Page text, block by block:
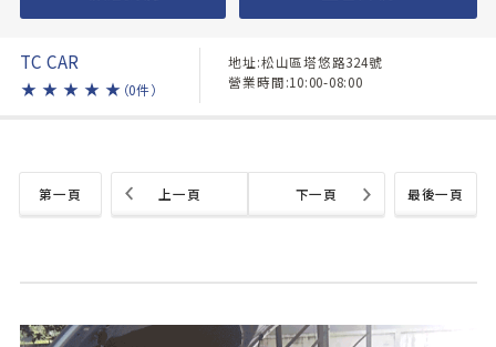
TC CAR
★ ★ ★ ★ ★ （0件）
地址:松山區塔悠路324號
營業時間:10:00-08:00
第一頁 最後一頁
上一頁 下一頁